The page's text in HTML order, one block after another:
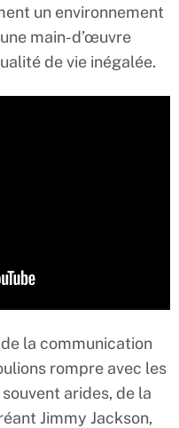
un environnement
main-d’œuvre
de vie inégalée.
la communication
rompre avec les
arides, de la
Jimmy Jackson,